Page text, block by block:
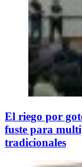
El riego por
fuste para
tradicionales